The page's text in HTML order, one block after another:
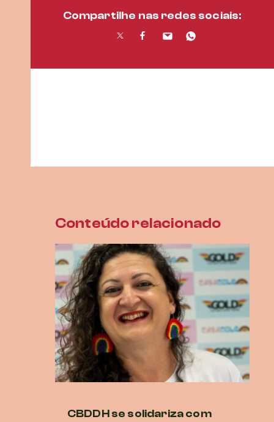
Compartilhe nas redes sociais:
Conteúdo relacionado
CBDDH se solidariza com